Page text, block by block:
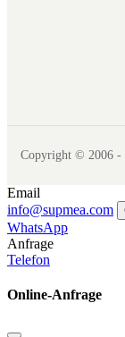
Copyright © 2006 -
Email
info@supmea.com
WhatsApp
Anfrage
Telefon
Online-Anfrage